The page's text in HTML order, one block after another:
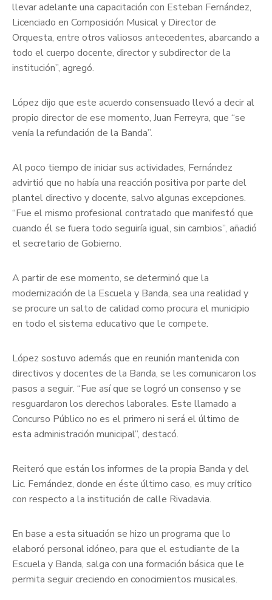
llevar adelante una capacitación con Esteban Fernández,
Licenciado en Composición Musical y Director de
Orquesta, entre otros valiosos antecedentes, abarcando a
todo el cuerpo docente, director y subdirector de la
institución”, agregó.
López dijo que este acuerdo consensuado llevó a decir al
propio director de ese momento, Juan Ferreyra, que “se
venía la refundación de la Banda”.
Al poco tiempo de iniciar sus actividades, Fernández
advirtió que no había una reacción positiva por parte del
plantel directivo y docente, salvo algunas excepciones.
“Fue el mismo profesional contratado que manifestó que
cuando él se fuera todo seguiría igual, sin cambios”, añadió
el secretario de Gobierno.
A partir de ese momento, se determinó que la
modernización de la Escuela y Banda, sea una realidad y
se procure un salto de calidad como procura el municipio
en todo el sistema educativo que le compete.
López sostuvo además que en reunión mantenida con
directivos y docentes de la Banda, se les comunicaron los
pasos a seguir. “Fue así que se logró un consenso y se
resguardaron los derechos laborales. Este llamado a
Concurso Público no es el primero ni será el último de
esta administración municipal”, destacó.
Reiteró que están los informes de la propia Banda y del
Lic. Fernández, donde en éste último caso, es muy crítico
con respecto a la institución de calle Rivadavia.
En base a esta situación se hizo un programa que lo
elaboró personal idóneo, para que el estudiante de la
Escuela y Banda, salga con una formación básica que le
permita seguir creciendo en conocimientos musicales.